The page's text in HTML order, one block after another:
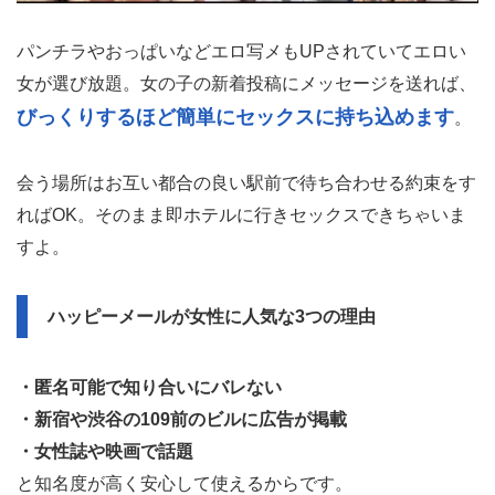
パンチラやおっぱいなどエロ写メもUPされていてエロい
女が選び放題。女の子の新着投稿にメッセージを送れば、
びっくりするほど簡単にセックスに持ち込めます。
会う場所はお互い都合の良い駅前で待ち合わせる約束をす
ればOK。そのまま即ホテルに行きセックスできちゃいま
すよ。
ハッピーメールが女性に人気な3つの理由
・匿名可能で知り合いにバレない
・新宿や渋谷の109前のビルに広告が掲載
・女性誌や映画で話題
と知名度が高く安心して使えるからです。